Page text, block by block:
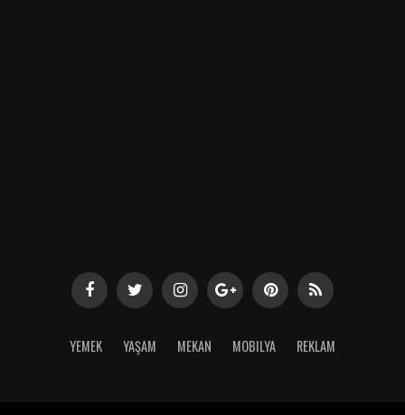
YEMEK YAŞAM MEKAN MOBILYA REKLAM